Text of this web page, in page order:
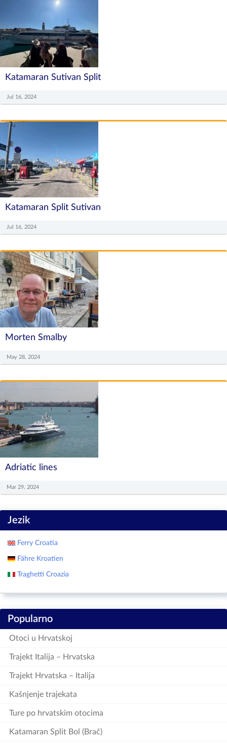
Katamaran Sutivan Split
Jul 16, 2024
Katamaran Split Sutivan
Jul 16, 2024
Morten Smalby
May 28, 2024
Adriatic lines
Mar 29, 2024
Jezik
Ferry Croatia
Fähre Kroatien
Traghetti Croazia
Popularno
Otoci u Hrvatskoj
Trajekt Italija – Hrvatska
Trajekt Hrvatska – Italija
Kašnjenje trajekata
Ture po hrvatskim otocima
Katamaran Split Bol (Brač)